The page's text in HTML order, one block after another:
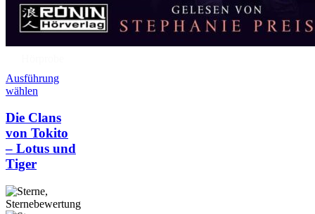
Ausführung
wählen
Die Clans
von Tokito
– Lotus und
Tiger